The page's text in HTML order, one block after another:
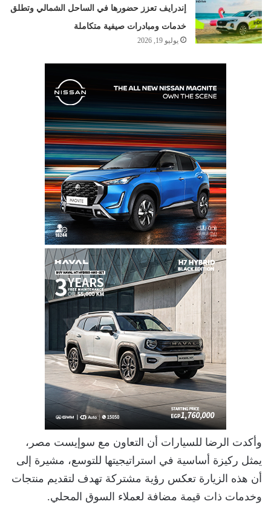
إندرايف تعزز حضورها في الساحل الشمالي وتطلق
خدمات ومبادرات صيفية متكاملة
يوليو 19, 2026
وأكدت الرضا للسيارات أن التعاون مع سوإيست مصر،
يمثل ركيزة أساسية في استراتيجيتها للتوسع، مشيرة إلى
أن هذه الزيارة تعكس رؤية مشتركة تهدف لتقديم منتجات
وخدمات ذات قيمة مضافة لعملاء السوق المحلي.